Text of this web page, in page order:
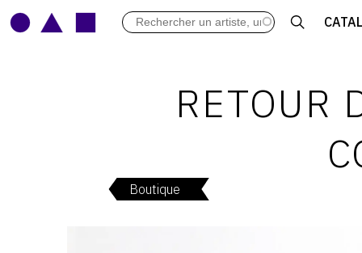
ARCHIVES DES EXPOSITIONS
LEXIQUE ARTISTIQUE
RETOUR
Boutique